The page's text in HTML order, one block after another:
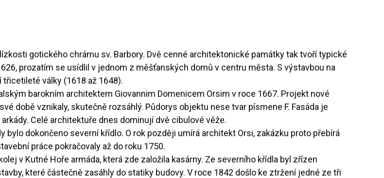
gotického chrámu sv. Barbory. Dvě cenné architektonické památky tak tvoří typické
prozatím se usídlil v jednom z měšťanských domů v centru města. S výstavbou na
války (1618 až 1648).
barokním architektem Giovannim Domenicem Orsim v roce 1667. Projekt nové
době vznikaly, skutečně rozsáhlý. Půdorys objektu nese tvar písmene F. Fasáda je
Celé architektuře dnes dominují dvě cibulové věže.
dokončeno severní křídlo. O rok později umírá architekt Orsi, zakázku proto přebírá
práce pokračovaly až do roku 1750.
v Kutné Hoře armáda, která zde založila kasárny. Ze severního křídla byl zřízen
které částečně zasáhly do statiky budovy. V roce 1842 došlo ke ztržení jedné ze tři